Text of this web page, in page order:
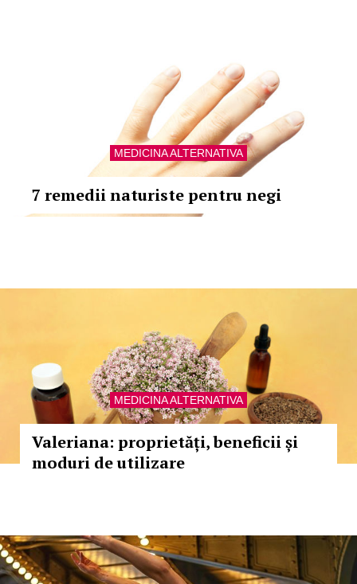
MEDICINA ALTERNATIVA
7 remedii naturiste pentru negi
MEDICINA ALTERNATIVA
Valeriana: proprietăți, beneficii și
moduri de utilizare